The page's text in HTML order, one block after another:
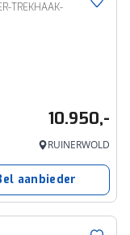
TREKHAAK-
10.950,-
RUINERWOLD
aanbieder